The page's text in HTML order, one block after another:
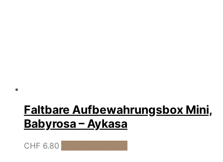
Faltbare Aufbewahrungsbox Mini,
Babyrosa – Aykasa
CHF 6.80